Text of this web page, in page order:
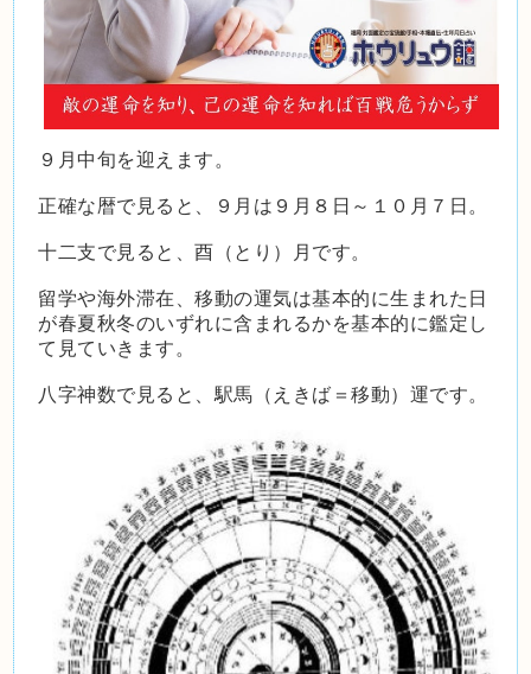
９月中旬を迎えます。
正確な暦で見ると、９月は９月８日～１０月７日。
十二支で見ると、酉（とり）月です。
留学や海外滞在、移動の運気は基本的に生まれた日
が春夏秋冬のいずれに含まれるかを基本的に鑑定し
て見ていきます。
八字神数で見ると、駅馬（えきば＝移動）運です。